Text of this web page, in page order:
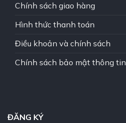
Chính sách giao hàng
Hình thức thanh toán
Điều khoản và chính sách
Chính sách bảo mật thông tin
ĐĂNG KÝ